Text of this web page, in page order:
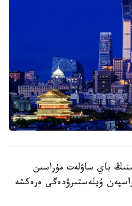
باي ساۋلەت مۇراسىن
ۇيلەستىرۋدەگى ەرەكشە